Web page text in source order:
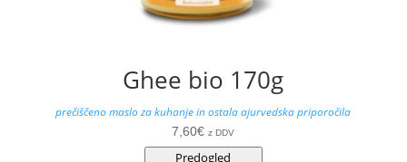
Ghee bio 170g
prečiščeno maslo za kuhanje in ostala ajurvedska priporočila
7,60€ z DDV
Predogled